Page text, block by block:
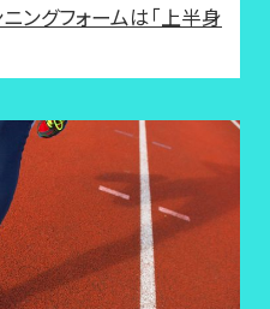
ングフォームは「上半身